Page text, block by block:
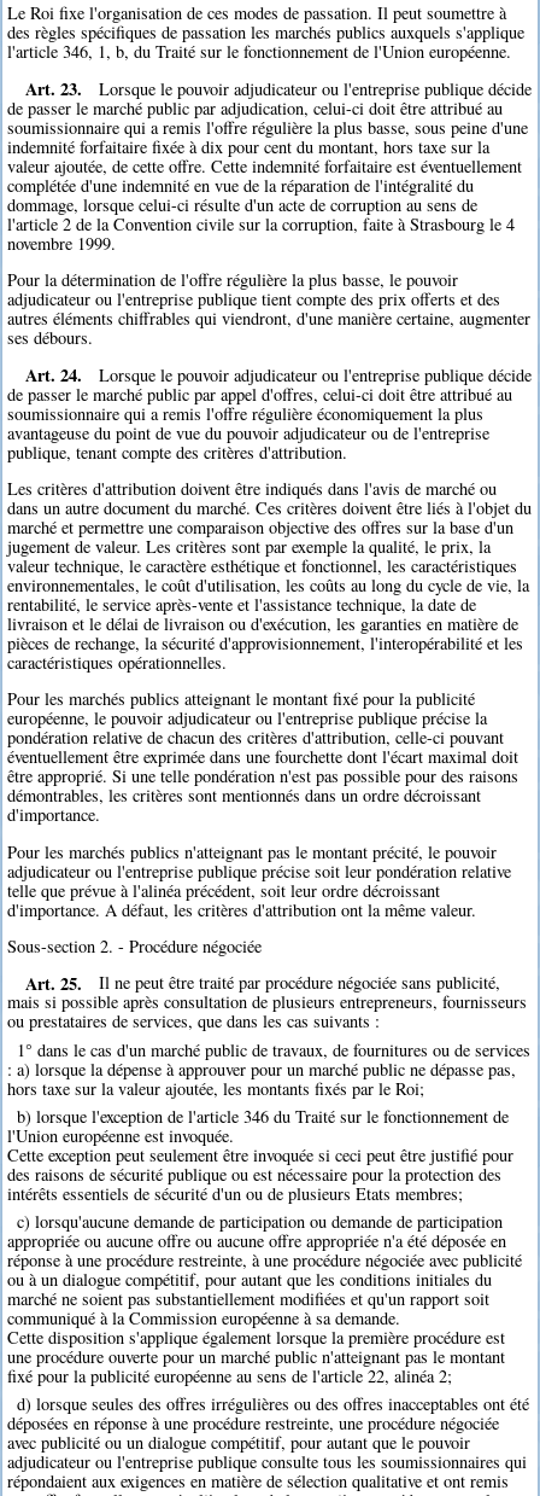
Le Roi fixe l'organisation de ces modes de passation. Il peut soumettre à
des règles spécifiques de passation les marchés publics auxquels s'applique
l'article 346, 1, b, du Traité sur le fonctionnement de l'Union européenne.
Art. 23.
Lorsque le pouvoir adjudicateur ou l'entreprise publique décide
de passer le marché public par adjudication, celui-ci doit être attribué au
soumissionnaire qui a remis l'offre régulière la plus basse, sous peine d'une
indemnité forfaitaire fixée à dix pour cent du montant, hors taxe sur la
valeur ajoutée, de cette offre. Cette indemnité forfaitaire est éventuellement
complétée d'une indemnité en vue de la réparation de l'intégralité du
dommage, lorsque celui-ci résulte d'un acte de corruption au sens de
l'article 2 de la Convention civile sur la corruption, faite à Strasbourg le 4
novembre 1999.
Pour la détermination de l'offre régulière la plus basse, le pouvoir
adjudicateur ou l'entreprise publique tient compte des prix offerts et des
autres éléments chiffrables qui viendront, d'une manière certaine, augmenter
ses débours.
Art. 24.
Lorsque le pouvoir adjudicateur ou l'entreprise publique décide
de passer le marché public par appel d'offres, celui-ci doit être attribué au
soumissionnaire qui a remis l'offre régulière économiquement la plus
avantageuse du point de vue du pouvoir adjudicateur ou de l'entreprise
publique, tenant compte des critères d'attribution.
Les critères d'attribution doivent être indiqués dans l'avis de marché ou
dans un autre document du marché. Ces critères doivent être liés à l'objet du
marché et permettre une comparaison objective des offres sur la base d'un
jugement de valeur. Les critères sont par exemple la qualité, le prix, la
valeur technique, le caractère esthétique et fonctionnel, les caractéristiques
environnementales, le coût d'utilisation, les coûts au long du cycle de vie, la
rentabilité, le service après-vente et l'assistance technique, la date de
livraison et le délai de livraison ou d'exécution, les garanties en matière de
pièces de rechange, la sécurité d'approvisionnement, l'interopérabilité et les
caractéristiques opérationnelles.
Pour les marchés publics atteignant le montant fixé pour la publicité
européenne, le pouvoir adjudicateur ou l'entreprise publique précise la
pondération relative de chacun des critères d'attribution, celle-ci pouvant
éventuellement être exprimée dans une fourchette dont l'écart maximal doit
être approprié. Si une telle pondération n'est pas possible pour des raisons
démontrables, les critères sont mentionnés dans un ordre décroissant
d'importance.
Pour les marchés publics n'atteignant pas le montant précité, le pouvoir
adjudicateur ou l'entreprise publique précise soit leur pondération relative
telle que prévue à l'alinéa précédent, soit leur ordre décroissant
d'importance. A défaut, les critères d'attribution ont la même valeur.
Sous-section 2. - Procédure négociée
Art. 25.
Il ne peut être traité par procédure négociée sans publicité,
mais si possible après consultation de plusieurs entrepreneurs, fournisseurs
ou prestataires de services, que dans les cas suivants :
1° dans le cas d'un marché public de travaux, de fournitures ou de services
: a) lorsque la dépense à approuver pour un marché public ne dépasse pas,
hors taxe sur la valeur ajoutée, les montants fixés par le Roi;
b) lorsque l'exception de l'article 346 du Traité sur le fonctionnement de
l'Union européenne est invoquée.
Cette exception peut seulement être invoquée si ceci peut être justifié pour
des raisons de sécurité publique ou est nécessaire pour la protection des
intérêts essentiels de sécurité d'un ou de plusieurs Etats membres;
c) lorsqu'aucune demande de participation ou demande de participation
appropriée ou aucune offre ou aucune offre appropriée n'a été déposée en
réponse à une procédure restreinte, à une procédure négociée avec publicité
ou à un dialogue compétitif, pour autant que les conditions initiales du
marché ne soient pas substantiellement modifiées et qu'un rapport soit
communiqué à la Commission européenne à sa demande.
Cette disposition s'applique également lorsque la première procédure est
une procédure ouverte pour un marché public n'atteignant pas le montant
fixé pour la publicité européenne au sens de l'article 22, alinéa 2;
d) lorsque seules des offres irrégulières ou des offres inacceptables ont été
déposées en réponse à une procédure restreinte, une procédure négociée
avec publicité ou un dialogue compétitif, pour autant que le pouvoir
adjudicateur ou l'entreprise publique consulte tous les soumissionnaires qui
répondaient aux exigences en matière de sélection qualitative et ont remis